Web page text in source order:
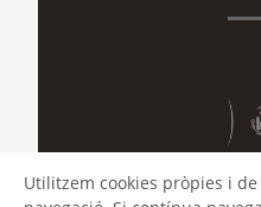
Utilitzem cookies pròpies i